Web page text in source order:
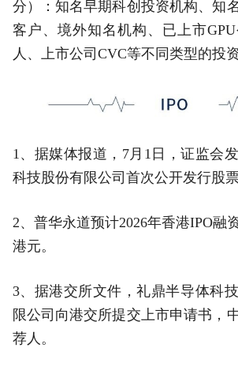
分）：知名早期科创投资机构、知
客户、境外知名机构、已上市
人、上市公司CVC等不同类型的投资
1、据媒体报道，7月1日，证监会
科技股份有限公司首次公开发行股
2、普华永道预计2026年香港IPO融
港元。
3、据港交所文件，礼鼎半导体科
限公司向港交所提交上市申请书，
荐人。